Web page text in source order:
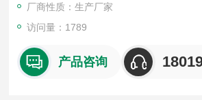
厂商性质：生产厂家
访问量：1789
产品咨询